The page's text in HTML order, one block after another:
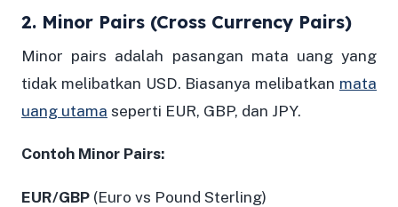
2. Minor Pairs (Cross Currency Pairs)
Minor pairs adalah pasangan mata uang yang
tidak melibatkan USD. Biasanya melibatkan mata
uang utama seperti EUR, GBP, dan JPY.
Contoh Minor Pairs:
EUR/GBP (Euro vs Pound Sterling)